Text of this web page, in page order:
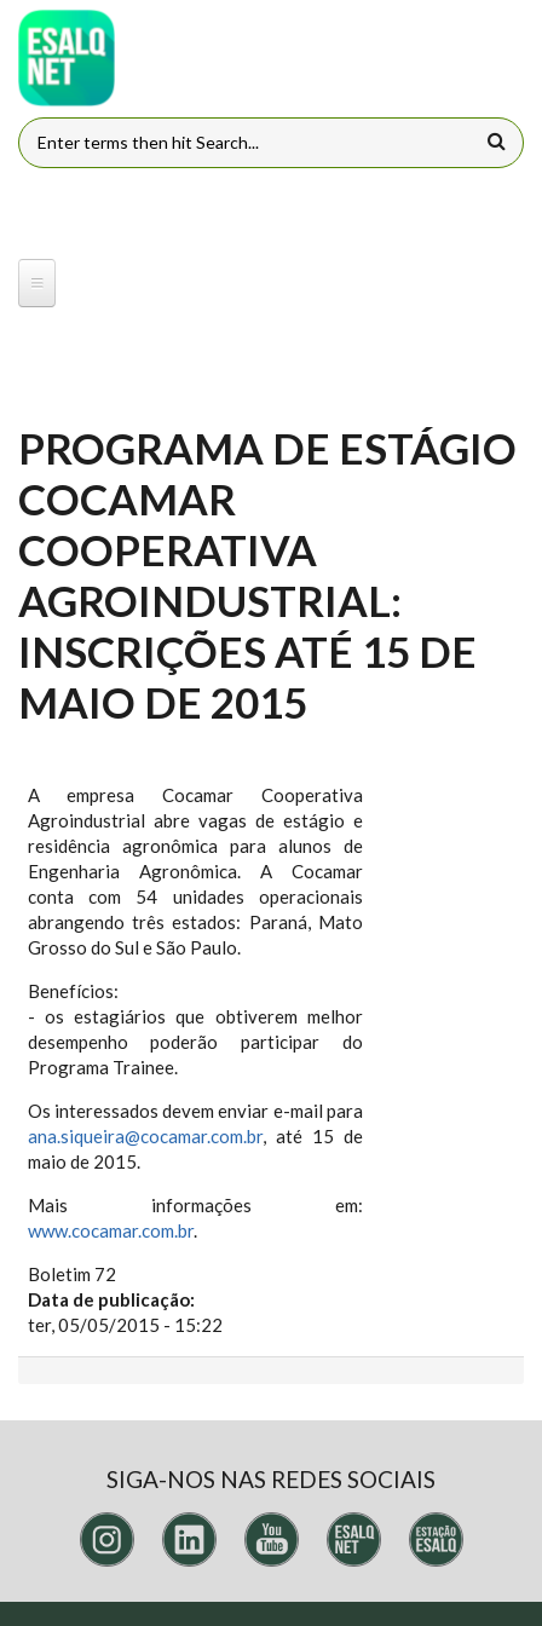
Pular para o conteúdo principal
FORMULÁRIO DE BUSCA
PROGRAMA DE ESTÁGIO
COCAMAR
COOPERATIVA
AGROINDUSTRIAL:
INSCRIÇÕES ATÉ 15 DE
MAIO DE 2015
A empresa Cocamar Cooperativa
Agroindustrial abre vagas de estágio e
residência agronômica para alunos de
Engenharia Agronômica. A Cocamar
conta com 54 unidades operacionais
abrangendo três estados: Paraná, Mato
Grosso do Sul e São Paulo.
Benefícios:
- os estagiários que obtiverem melhor
desempenho poderão participar do
Programa Trainee.
Os interessados devem enviar e-mail para
ana.siqueira@cocamar.com.br, até 15 de
maio de 2015.
Mais informações em:
www.cocamar.com.br.
Boletim 72
Data de publicação:
ter, 05/05/2015 - 15:22
SIGA-NOS NAS REDES SOCIAIS